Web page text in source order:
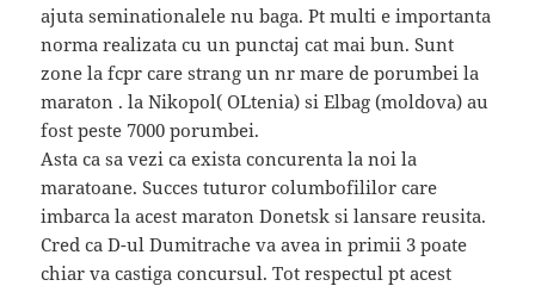
ajuta seminationalele nu baga. Pt multi e importanta
norma realizata cu un punctaj cat mai bun. Sunt
zone la fcpr care strang un nr mare de porumbei la
maraton . la Nikopol( OLtenia) si Elbag (moldova) au
fost peste 7000 porumbei.
Asta ca sa vezi ca exista concurenta la noi la
maratoane. Succes tuturor columbofililor care
imbarca la acest maraton Donetsk si lansare reusita.
Cred ca D-ul Dumitrache va avea in primii 3 poate
chiar va castiga concursul. Tot respectul pt acest